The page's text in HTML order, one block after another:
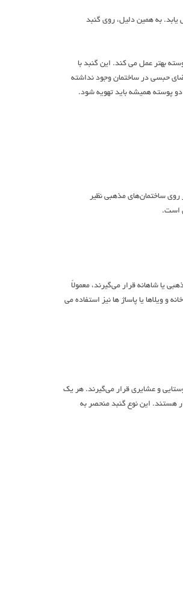
به همین دلیل، روی گنبد
بهتر عمل می کند. این گنبد با
حبسی در ساختمان وجود نداشته
پوسته همیشه باید تهویه شود.
ساختمان‌های مذهبی نظیر
است.
یا شاهانه قرار می‌گیرند، معمولاً
و ویلاها یا پاساژ ها نیز استفاده می
و عشایری قرار می‌گیرند. هر یک
هستند. این نوع گنبد منحصر به